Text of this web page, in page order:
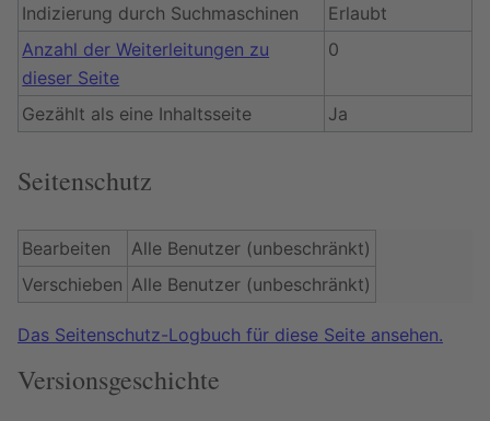
Indizierung durch Suchmaschinen
Erlaubt
Anzahl der Weiterleitungen zu
dieser Seite
0
Gezählt als eine Inhaltsseite Ja
Seitenschutz
Bearbeiten
Alle Benutzer (unbeschränkt)
Verschieben Alle Benutzer (unbeschränkt)
Das Seitenschutz-Logbuch für diese Seite ansehen.
Versionsgeschichte